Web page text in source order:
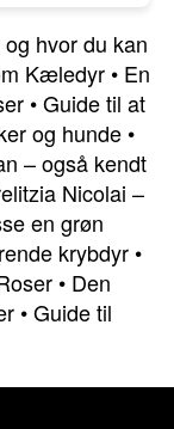
hvor du kan
Kæledyr • En
•Guide til at
og hunde •
– også kendt
Nicolai –
en grøn
krybdyr •
• Den
•Guide til